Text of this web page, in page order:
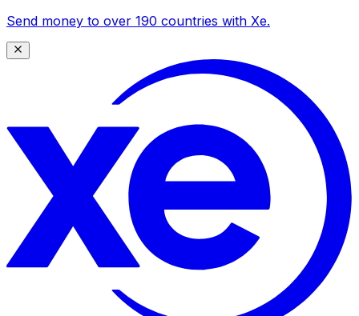
Send money to over 190 countries with Xe.